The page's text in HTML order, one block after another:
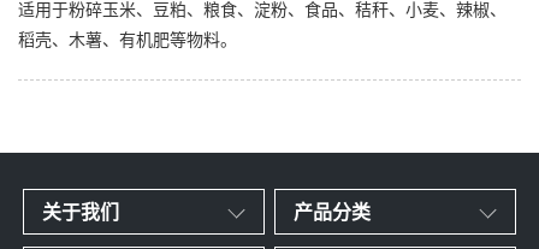
适用于粉碎玉米、豆粕、粮食、淀粉、食品、秸秆、小麦、辣椒、
稻壳、木薯、有机肥等物料。
关于我们 产品分类